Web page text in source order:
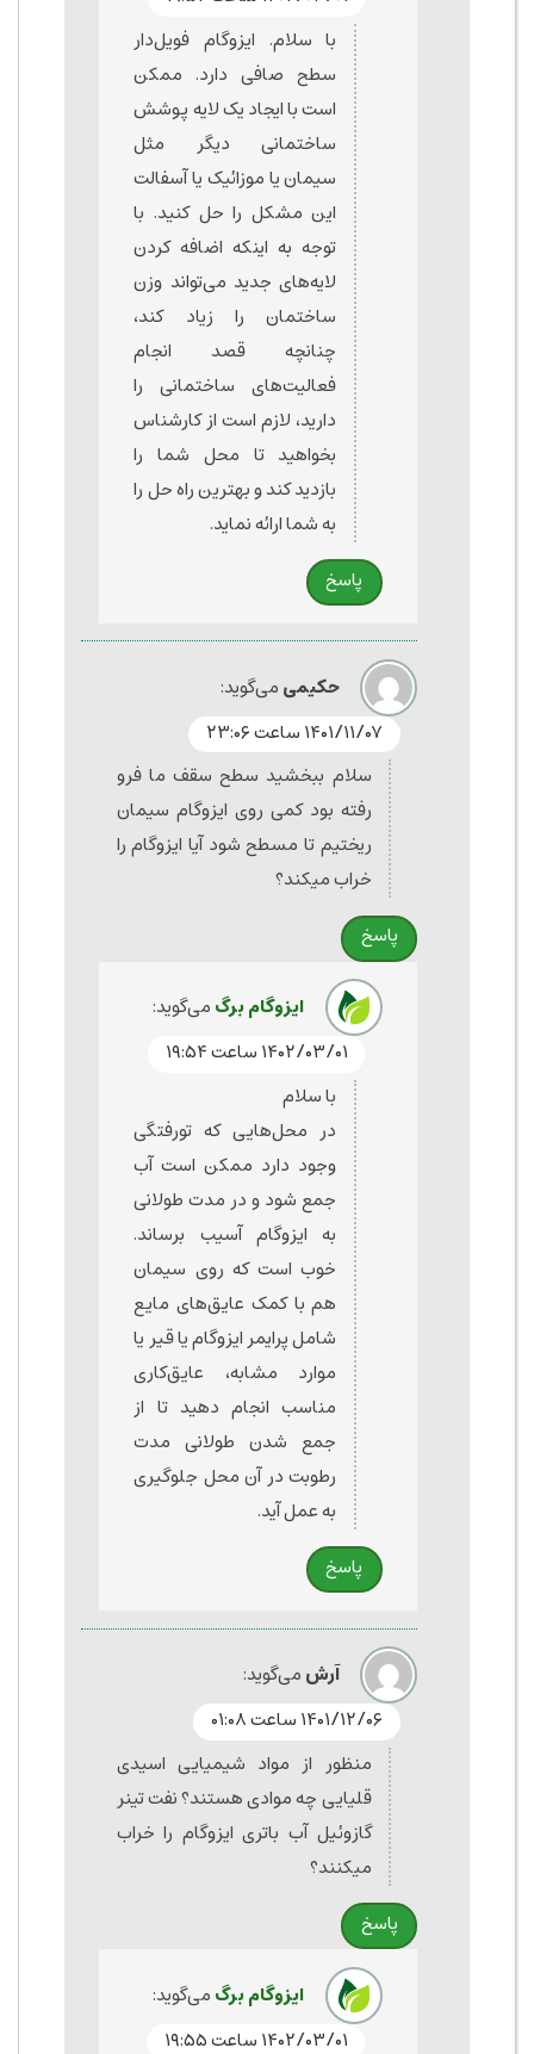
با سلام. ایزوگام فویل‌دار
سطح صافی دارد. ممکن
است با ایجاد یک لایه پوشش
ساختمانی دیگر مثل
سیمان یا موزائیک یا آسفالت
این مشکل را حل کنید. با
توجه به اینکه اضافه کردن
لایه‌های جدید می‌تواند وزن
ساختمان را زیاد کند،
چنانچه قصد انجام
فعالیت‌های ساختمانی را
دارید، لازم است از کارشناس
بخواهید تا محل شما را
بازدید کند و بهترین راه حل را
به شما ارائه نماید.
پاسخ
حکیمیمی‌گوید:
۱۴۰۱/۱۱/۰۷ ساعت ۲۳:۰۶
سلام ببخشید سطح سقف ما فرو
رفته بود کمی روی ایزوگام سیمان
ریختیم تا مسطح شود آیا ایزوگام را
خراب میکند؟
پاسخ
ایزوگام برگمی‌گوید:
۱۴۰۲/۰۳/۰۱ ساعت ۱۹:۵۴
با سلام
در محل‌هایی که تورفتگی
وجود دارد ممکن است آب
جمع شود و در مدت طولانی
به ایزوگام آسیب برساند.
خوب است که روی سیمان
هم با کمک عایق‌های مایع
شامل پرایمر ایزوگام یا قیر یا
موارد مشابه، عایق‌کاری
مناسب انجام دهید تا از
جمع شدن طولانی مدت
رطوبت در آن محل جلوگیری
به عمل آید.
پاسخ
آرشمی‌گوید:
۱۴۰۱/۱۲/۰۶ ساعت ۰۱:۰۸
منظور از مواد شیمیایی اسیدی
قلیایی چه موادی هستند؟ نفت تینر
گازوئیل آب باتری ایزوگام را خراب
میکنند؟
پاسخ
ایزوگام برگمی‌گوید:
۱۴۰۲/۰۳/۰۱ ساعت ۱۹:۵۵